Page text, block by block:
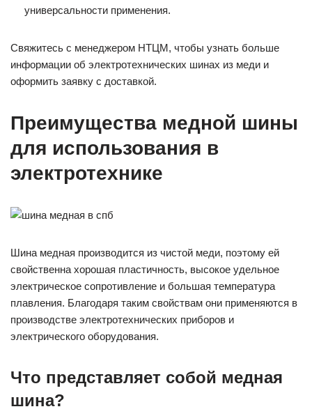
универсальности применения.
Свяжитесь с менеджером НТЦМ, чтобы узнать больше
информации об электротехнических шинах из меди и
оформить заявку с доставкой.
Преимущества медной шины
для использования в
электротехнике
Шина медная производится из чистой меди, поэтому ей
свойственна хорошая пластичность, высокое удельное
электрическое сопротивление и большая температура
плавления. Благодаря таким свойствам они применяются в
производстве электротехнических приборов и
электрического оборудования.
Что представляет собой медная
шина?